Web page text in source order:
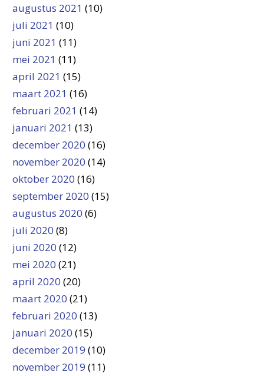
augustus 2021 (10)
juli 2021 (10)
juni 2021 (11)
mei 2021 (11)
april 2021 (15)
maart 2021 (16)
februari 2021 (14)
januari 2021 (13)
december 2020 (16)
november 2020 (14)
oktober 2020 (16)
september 2020 (15)
augustus 2020 (6)
juli 2020 (8)
juni 2020 (12)
mei 2020 (21)
april 2020 (20)
maart 2020 (21)
februari 2020 (13)
januari 2020 (15)
december 2019 (10)
november 2019 (11)